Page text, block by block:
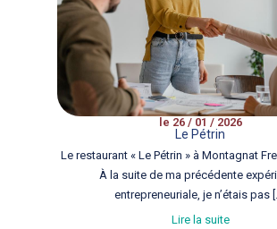
le 26 / 01 / 2026
Le Pétrin
Le restaurant « Le Pétrin » à Montagnat
À la suite de ma précédente
entrepreneuriale, je n’étais pas
Lire la suite